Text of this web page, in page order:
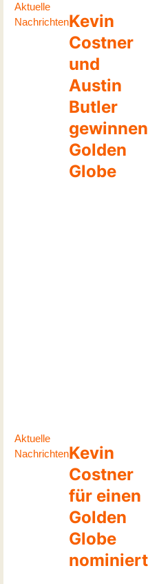
Aktuelle
NachrichtenKevin
Costner
und
Austin
Butler
gewinnen
Golden
Globe
Aktuelle
NachrichtenKevin
Costner
für einen
Golden
Globe
nominiert